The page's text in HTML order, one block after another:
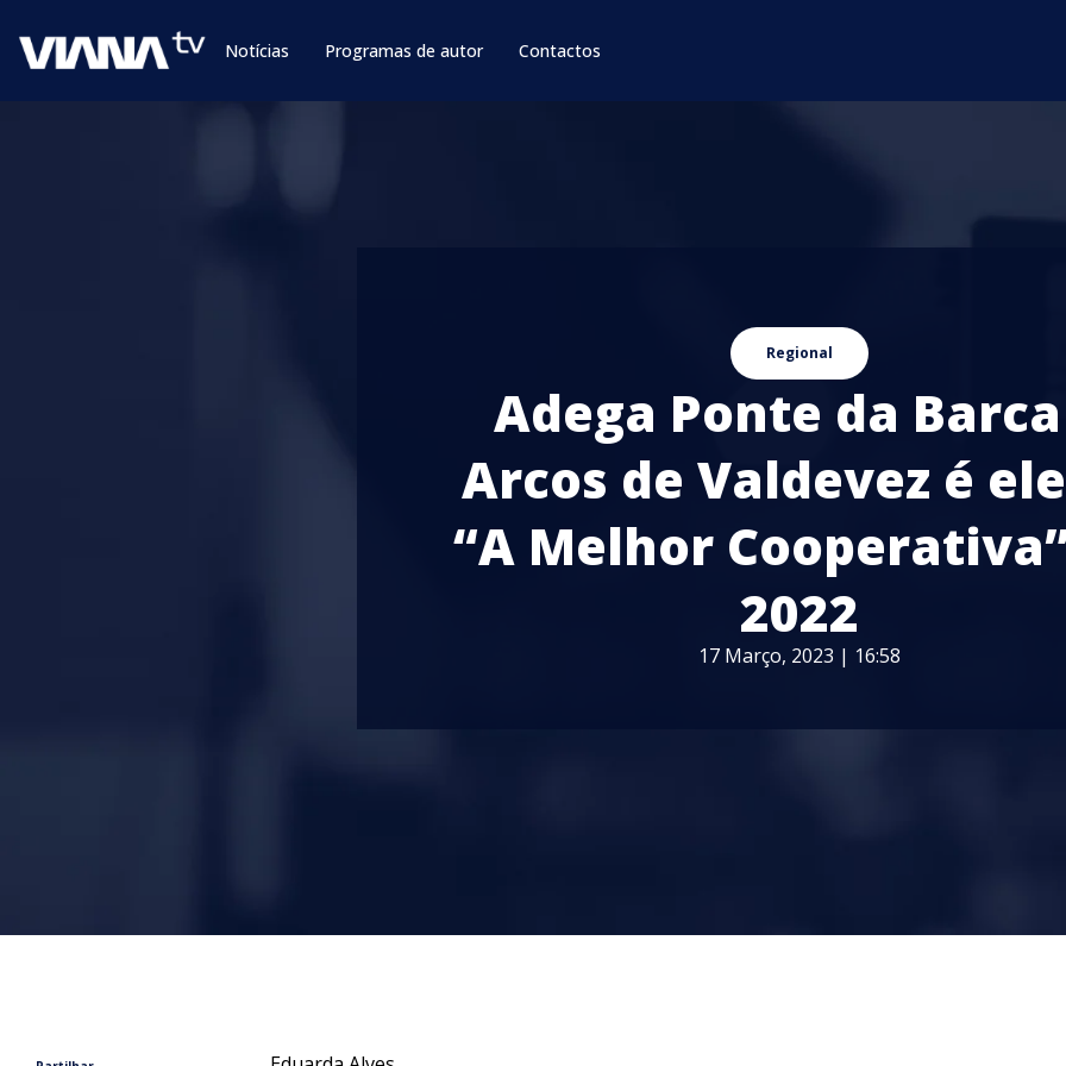
Notícias Programas de autor Contactos
Regional
Adega Ponte da
Arcos de Valdevez é
“A Melhor
2022
17 Março, 2023 | 16:58